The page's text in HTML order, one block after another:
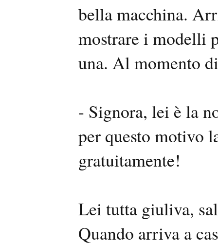
bella macchina.
mostrare i modelli
una. Al momento
- Signora, lei è la
per questo motivo
gratuitamente!
Lei tutta giuliva,
Quando arriva a